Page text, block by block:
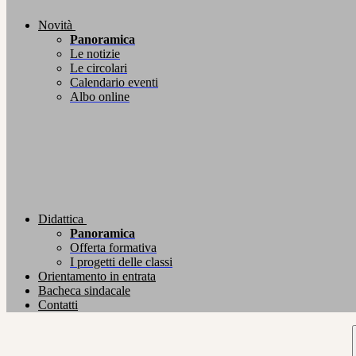
Novità
Panoramica
Le notizie
Le circolari
Calendario eventi
Albo online
Didattica
Panoramica
Offerta formativa
I progetti delle classi
Orientamento in entrata
Bacheca sindacale
Contatti